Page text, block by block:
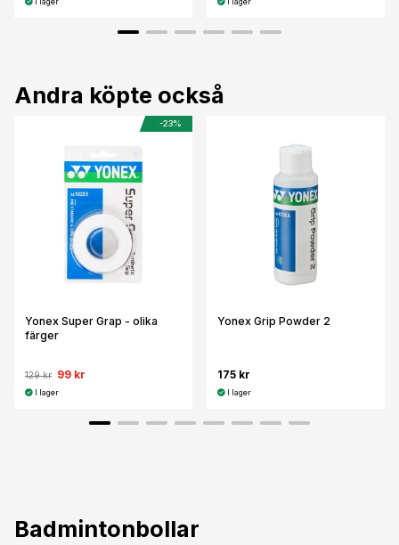
Andra köpte också
-23%
Yonex Super Grap - olika
färger
129 kr 99 kr
I lager
Yonex Grip Powder 2
175 kr
I lager
Badmintonbollar